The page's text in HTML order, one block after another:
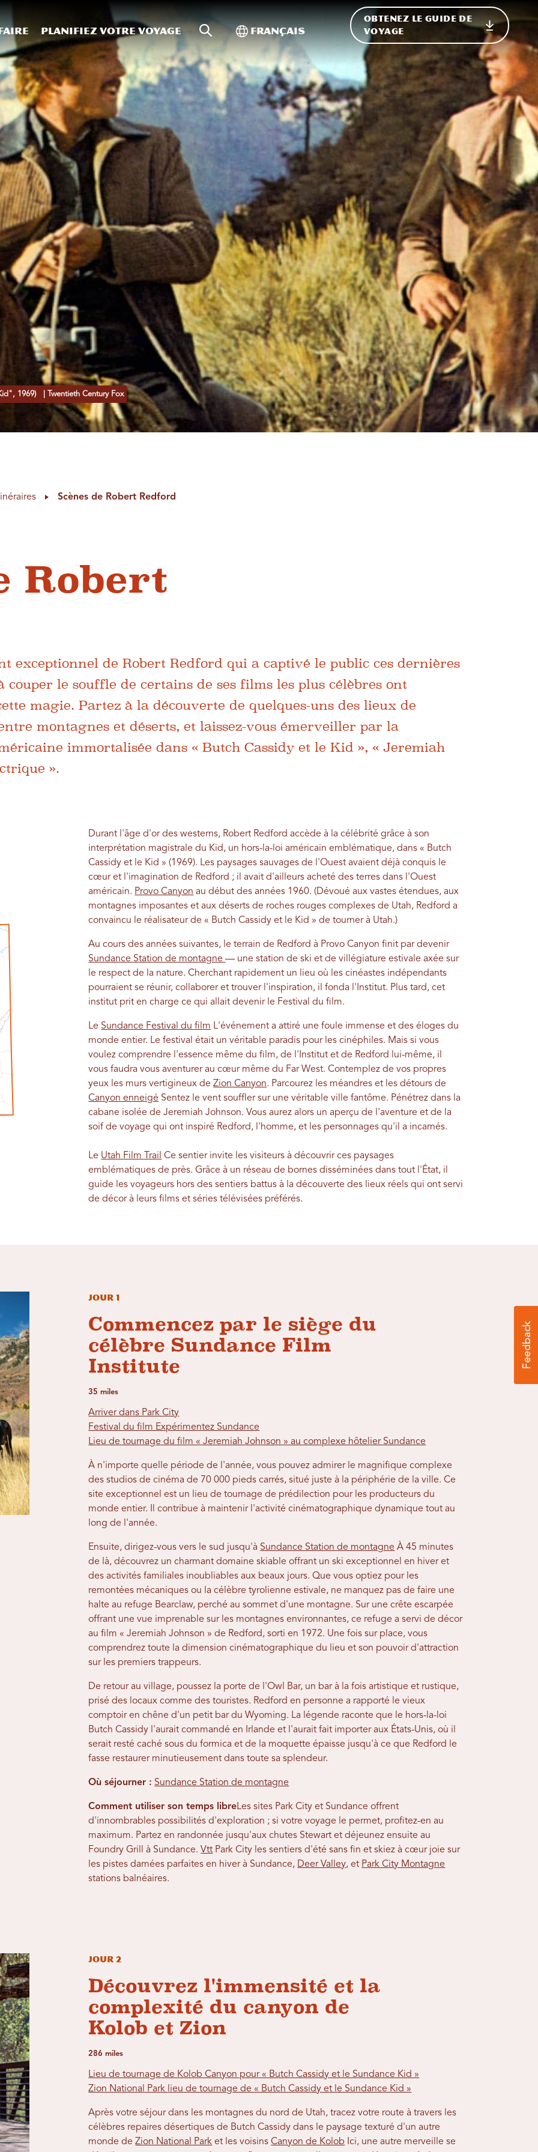
Planifiez votre voyage Recherche sur le site
Basculer vers l'international
Français
OBTENEZ LE GUIDE DE
VOYAGE
1969) | Twentieth Century Fox
Scènes de Robert Redford
Robert
exceptionnel de Robert Redford qui a captivé le public ces dernières
couper le souffle de certains de ses films les plus célèbres ont
magie. Partez à la découverte de quelques-uns des lieux de
montagnes et déserts, et laissez-vous émerveiller par la
immortalisée dans « Butch Cassidy et le Kid », « Jeremiah
».
Durant l'âge d'or des westerns, Robert Redford accède à la célébrité grâce à son
interprétation magistrale du Kid, un hors-la-loi américain emblématique, dans « Butch
Cassidy et le Kid » (1969). Les paysages sauvages de l'Ouest avaient déjà conquis le
cœur et l'imagination de Redford ; il avait d'ailleurs acheté des terres dans l'Ouest
américain. Provo Canyon au début des années 1960. (Dévoué aux vastes étendues, aux
montagnes imposantes et aux déserts de roches rouges complexes de Utah, Redford a
convaincu le réalisateur de « Butch Cassidy et le Kid » de tourner à Utah.)
Au cours des années suivantes, le terrain de Redford à Provo Canyon finit par devenir
Sundance Station de montagne— une station de ski et de villégiature estivale axée sur
le respect de la nature. Cherchant rapidement un lieu où les cinéastes indépendants
pourraient se réunir, collaborer et trouver l'inspiration, il fonda l'Institut. Plus tard, cet
institut prit en charge ce qui allait devenir le Festival du film.
Le Sundance Festival du film L'événement a attiré une foule immense et des éloges du
monde entier. Le festival était un véritable paradis pour les cinéphiles. Mais si vous
voulez comprendre l'essence même du film, de l'Institut et de Redford lui-même, il
vous faudra vous aventurer au cœur même du Far West. Contemplez de vos propres
yeux les murs vertigineux deZion Canyon. Parcourez les méandres et les détours de
Canyon enneigé Sentez le vent souffler sur une véritable ville fantôme. Pénétrez dans la
cabane isolée de Jeremiah Johnson. Vous aurez alors un aperçu de l'aventure et de la
soif de voyage qui ont inspiré Redford, l'homme, et les personnages qu'il a incarnés.
Le Utah Film Trail Ce sentier invite les visiteurs à découvrir ces paysages
emblématiques de près. Grâce à un réseau de bornes disséminées dans tout l'État, il
guide les voyageurs hors des sentiers battus à la découverte des lieux réels qui ont servi
de décor à leurs films et séries télévisées préférés.
Jour 1
Commencez par le siège du
célèbre Sundance Film
Institute
35 miles
Arriver dans Park City
Festival du film Expérimentez Sundance
Lieu de tournage du film « Jeremiah Johnson » au complexe hôtelier Sundance
À n'importe quelle période de l'année, vous pouvez admirer le magnifique complexe
des studios de cinéma de 70 000 pieds carrés, situé juste à la périphérie de la ville. Ce
site exceptionnel est un lieu de tournage de prédilection pour les producteurs du
monde entier. Il contribue à maintenir l'activité cinématographique dynamique tout au
long de l'année.
Ensuite, dirigez-vous vers le sud jusqu'à Sundance Station de montagne À 45 minutes
de là, découvrez un charmant domaine skiable offrant un ski exceptionnel en hiver et
des activités familiales inoubliables aux beaux jours. Que vous optiez pour les
remontées mécaniques ou la célèbre tyrolienne estivale, ne manquez pas de faire une
halte au refuge Bearclaw, perché au sommet d'une montagne. Sur une crête escarpée
offrant une vue imprenable sur les montagnes environnantes, ce refuge a servi de décor
au film « Jeremiah Johnson » de Redford, sorti en 1972. Une fois sur place, vous
comprendrez toute la dimension cinématographique du lieu et son pouvoir d'attraction
sur les premiers trappeurs.
De retour au village, poussez la porte de l'Owl Bar, un bar à la fois artistique et rustique,
prisé des locaux comme des touristes. Redford en personne a rapporté le vieux
comptoir en chêne d'un petit bar du Wyoming. La légende raconte que le hors-la-loi
Butch Cassidy l'aurait commandé en Irlande et l'aurait fait importer aux États-Unis, où il
serait resté caché sous du formica et de la moquette épaisse jusqu'à ce que Redford le
fasse restaurer minutieusement dans toute sa splendeur.
Où séjourner : Sundance Station de montagne
Comment utiliser son temps libreLes sites Park City et Sundance offrent
d'innombrables possibilités d'exploration ; si votre voyage le permet, profitez-en au
maximum. Partez en randonnée jusqu'aux chutes Stewart et déjeunez ensuite au
Foundry Grill à Sundance.Vtt Park City les sentiers d'été sans fin et skiez à cœur joie sur
les pistes damées parfaites en hiver à Sundance, Deer Valley, et Park City Montagne
stations balnéaires.
Jour 2
Découvrez l'immensité et la
complexité du canyon de
Kolob et Zion
286 miles
Lieu de tournage de Kolob Canyon pour « Butch Cassidy et le Sundance Kid »
Zion National Park lieu de tournage de « Butch Cassidy et le Sundance Kid »
Après votre séjour dans les montagnes du nord de Utah, tracez votre route à travers les
célèbres repaires désertiques de Butch Cassidy dans le paysage texturé d'un autre
monde deZion National Park et les voisinsCanyon de Kolob Ici, une autre merveille se